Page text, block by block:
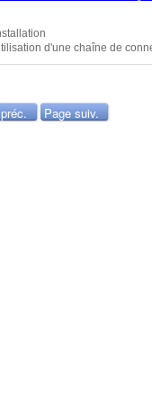
d'une chaîne de
Page suiv.